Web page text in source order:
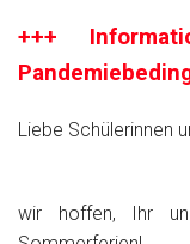
+++
Liebe Schülerinnen
wir hoffen, Ihr